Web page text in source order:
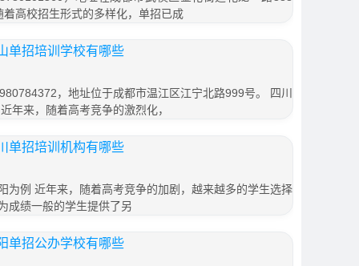
高校招生形式的多样化，单招已成
单招培训学校有哪些
，地址位于成都市温江区江宁北路999号。 四川
年来，随着高考竞争的激烈化，
单招培训机构有哪些
例 近年来，随着高考竞争的加剧，越来越多的学生选择
成绩一般的学生提供了另
单招公办学校有哪些